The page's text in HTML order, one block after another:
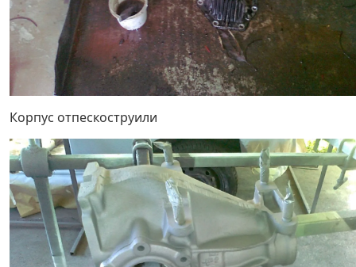
Корпус отпескоструили